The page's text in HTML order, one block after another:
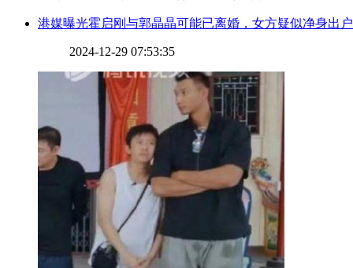
港媒曝光霍启刚与郭晶晶可能已离婚，女方疑似净身出
2024-12-29 07:53:35